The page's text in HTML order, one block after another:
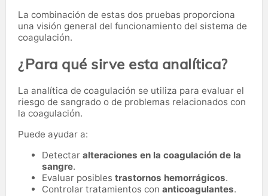
La combinación de estas dos pruebas proporciona
una visión general del funcionamiento del sistema de
coagulación.
¿Para qué sirve esta analítica?
La analítica de coagulación se utiliza para evaluar el
riesgo de sangrado o de problemas relacionados con
la coagulación.
Puede ayudar a:
Detectar alteraciones en la coagulación de la
sangre.
Evaluar posibles trastornos hemorrágicos.
Controlar tratamientos con anticoagulantes.